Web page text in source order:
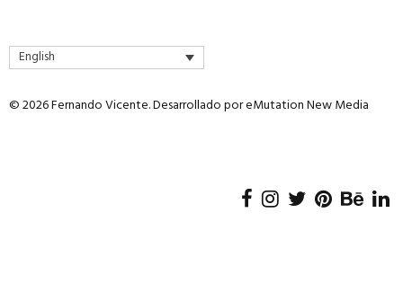
English
© 2026 Fernando Vicente. Desarrollado poreMutation New Media